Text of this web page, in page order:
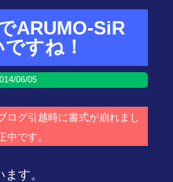
ARUMO-SiR
すね！
06/05
ログ引越時に書式が崩れまし
中です。
す。